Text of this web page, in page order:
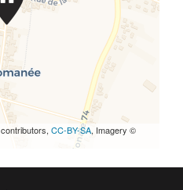
contributors, CC-BY-SA, Imagery ©